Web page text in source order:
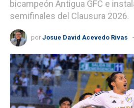
bicampeón Antigua GFC e
semifinales del Clausura 2026.
por Josue David Acevedo Rivas